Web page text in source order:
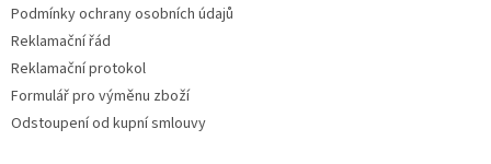
Podmínky ochrany osobních údajů
Reklamační řád
Reklamační protokol
Formulář pro výměnu zboží
Odstoupení od kupní smlouvy